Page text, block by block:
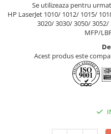
Se utilizeaza pentru
HP LaserJet 1010/ 1012/ 1015/
3020/ 3030/ 3050/
MFP/
Acest produs este